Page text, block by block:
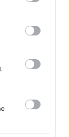
party tags to
below Google